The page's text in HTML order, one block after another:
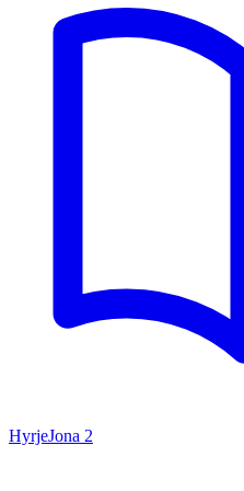
HyrjeJona 2